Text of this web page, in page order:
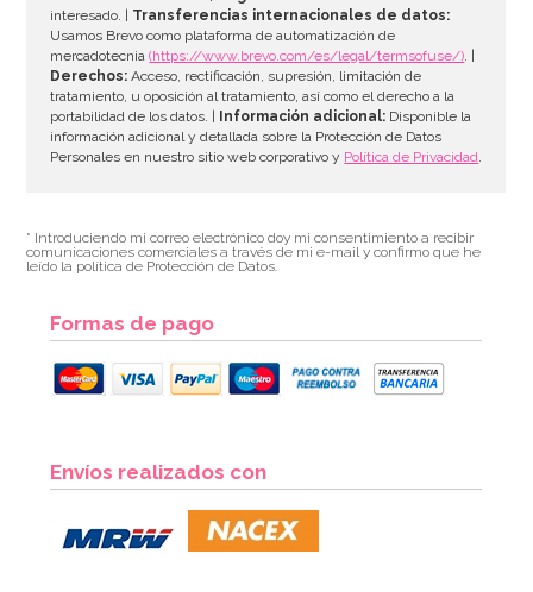
interesado. | Transferencias internacionales de datos:
Usamos Brevo como plataforma de automatización de
mercadotecnia(https://www.brevo.com/es/legal/termsofuse/). |
Derechos: Acceso, rectificación, supresión, limitación de
tratamiento, u oposición al tratamiento, así como el derecho a la
portabilidad de los datos. | Información adicional: Disponible la
información adicional y detallada sobre la Protección de Datos
Personales en nuestro sitio web corporativo y Política de Privacidad.
* Introduciendo mi correo electrónico doy mi consentimiento a recibir
comunicaciones comerciales a través de mi e-mail y confirmo que he
leído la política de Protección de Datos.
Formas de pago
Envíos realizados con